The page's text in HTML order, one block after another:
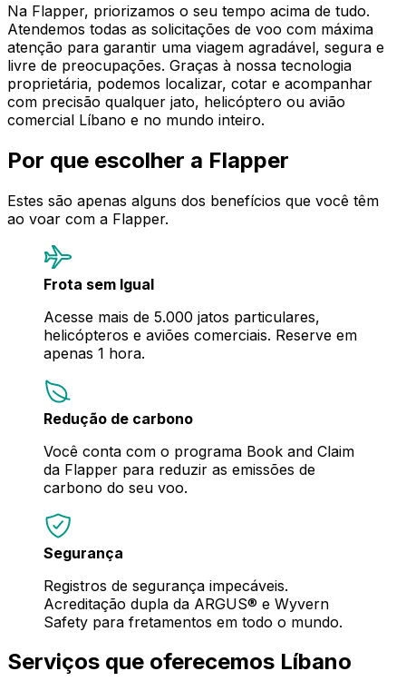
Na Flapper, priorizamos o seu tempo acima de tudo.
Atendemos todas as solicitações de voo com máxima
atenção para garantir uma viagem agradável, segura e
livre de preocupações. Graças à nossa tecnologia
proprietária, podemos localizar, cotar e acompanhar
com precisão qualquer jato, helicóptero ou avião
comercial Líbano e no mundo inteiro.
Por que escolher a Flapper
Estes são apenas alguns dos benefícios que você têm
ao voar com a Flapper.
Frota sem Igual
Acesse mais de 5.000 jatos particulares,
helicópteros e aviões comerciais. Reserve em
apenas 1 hora.
Redução de carbono
Você conta com o programa Book and Claim
da Flapper para reduzir as emissões de
carbono do seu voo.
Segurança
Registros de segurança impecáveis.
Acreditação dupla da ARGUS® e Wyvern
Safety para fretamentos em todo o mundo.
Serviços que oferecemos Líbano